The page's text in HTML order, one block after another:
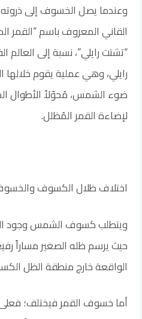
وعندما يصل الخسوف إلى
القاني المعروف باسم
“تشتت رايلي”، نسبة إلى العالم
رايلي، وهي عملية يقوم
ضوء الشمس، مُحوّلاً الأطوال
لإضاءة القمر المُظلل.
اختلاف ظلال الكسوف
ويتطلب كسوف الشمس وجود
حيث يرسم ظله الصغير مساراً
الواقعة خارج منطقة الظل
أما خسوف القمر فيختلف؛